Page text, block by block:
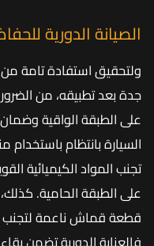
الصيانة الدورية
ولتحقيق استفادة تامة من
جدة بعد تطبيقه، من
على الطبقة الواقية
السيارة بانتظام
تجنب المواد الكيميائية
على الطبقة الحامية.
قطعة قماش ناعمة